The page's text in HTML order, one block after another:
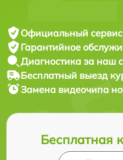
Официальный сервис
Гарантийное
Диагностика за наш
Бесплатный выезд
Замена видеочипа
Бесплатная